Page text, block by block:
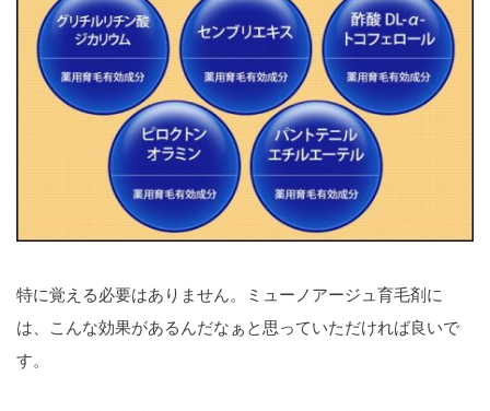
特に覚える必要はありません。ミューノアージュ育毛剤に
は、こんな効果があるんだなぁと思っていただければ良いで
す。